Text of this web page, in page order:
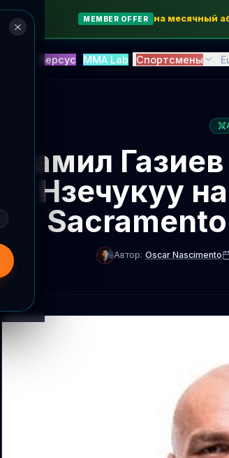
MEMBER OFFER на месячный
Версус MMA Lab Спортсмены
Шамил
Нзечукуу
Sacramento
Автор: Oscar Nascimento